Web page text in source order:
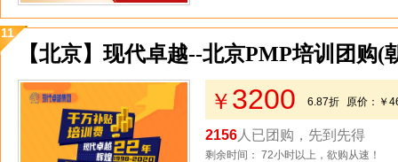
11
【北京】现代卓越--北京PMP培训团购(
￥ 3200 6.87折 原价： ￥
2156 人已团购，先到先得
剩余时间： 72小时以上，欲购从速！